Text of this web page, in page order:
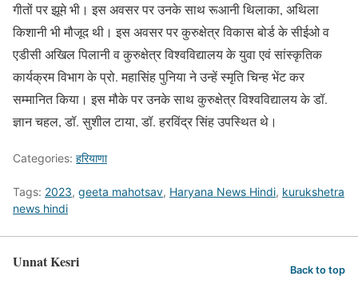
गीतों पर झूमे भी। इस अवसर पर उनके साथ रूआनी थिलाका, अथिला
किशानी भी मौजूद थी। इस अवसर पर कुरुक्षेत्र विकास बोर्ड के सीईओ व
एडीसी अखिल पिलानी व कुरुक्षेत्र विश्वविद्यालय के युवा एवं सांस्कृतिक
कार्यक्रम विभाग के प्रो. महासिंह पुनिया ने उन्हें स्मृति चिन्ह भेंट कर
सम्मानित किया। इस मौके पर उनके साथ कुरुक्षेत्र विश्वविद्यालय के डॉ.
ज्ञान चहल, डॉ. सुशील टाया, डॉ. हरविंद्र सिंह उपस्थित थे।
Categories: हरियाणा
Tags: 2023, geeta mahotsav, Haryana News Hindi, kurukshetra
news hindi
Unnat Kesri Back to top